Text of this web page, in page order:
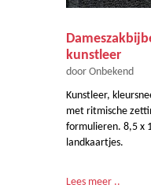
kunstleer
door Onbekend
Kunstleer,
met ritmische
formulieren. 8,5 x
landkaartjes.
Lees meer ..